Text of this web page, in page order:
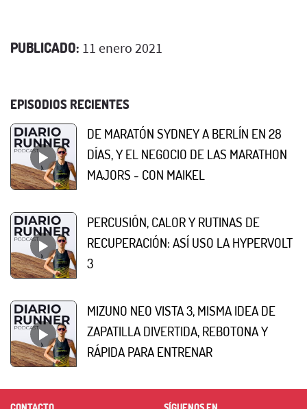
PUBLICADO: 11 enero 2021
EPISODIOS RECIENTES
DE MARATÓN SYDNEY A BERLÍN EN 28
DÍAS, Y EL NEGOCIO DE LAS MARATHON
MAJORS - CON MAIKEL
PERCUSIÓN, CALOR Y RUTINAS DE
RECUPERACIÓN: ASÍ USO LA HYPERVOLT
3
MIZUNO NEO VISTA 3, MISMA IDEA DE
ZAPATILLA DIVERTIDA, REBOTONA Y
RÁPIDA PARA ENTRENAR